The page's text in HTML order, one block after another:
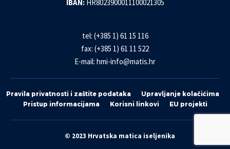
IBAN: HR8023900011100021305
tel: (+385 1) 61 15 116
fax: (+385 1) 61 11 522
E-mail: hmi-info@matis.hr
Pravila privatnosti i zaštite podataka
Upravljanje kolačićima
Pristup informacijama
Korisni linkovi EU projekti
© 2023 Hrvatska matica iseljenika